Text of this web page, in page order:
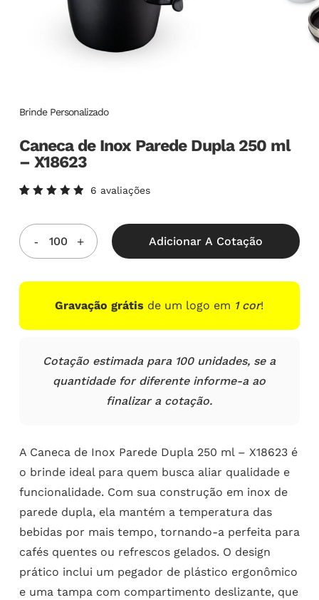
Brinde Personalizado
Caneca de Inox Parede Dupla 250 ml
– X18623
5.00de
5, com
baseado
em
clientes
6 avaliações
Adicionar A Cotação
Gravação grátis de um logo em 1 cor!
Cotação estimada para 100 unidades, se a
quantidade for diferente informe-a ao
finalizar a cotação.
A Caneca de Inox Parede Dupla 250 ml – X18623 é
o brinde ideal para quem busca aliar qualidade e
funcionalidade. Com sua construção em inox de
parede dupla, ela mantém a temperatura das
bebidas por mais tempo, tornando-a perfeita para
cafés quentes ou refrescos gelados. O design
prático inclui um pegador de plástico ergonômico
e uma tampa com compartimento deslizante, que